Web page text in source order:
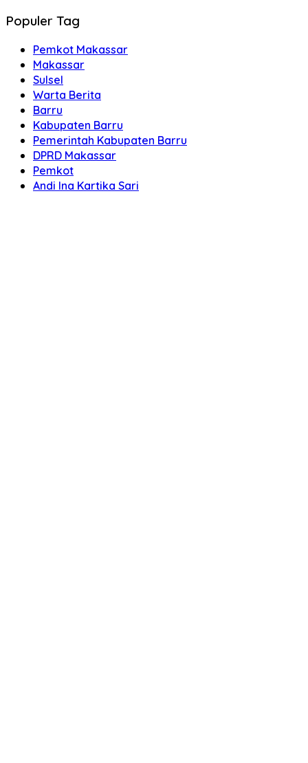
Populer Tag
Pemkot Makassar
Makassar
Sulsel
Warta Berita
Barru
Kabupaten Barru
Pemerintah Kabupaten Barru
DPRD Makassar
Pemkot
Andi Ina Kartika Sari